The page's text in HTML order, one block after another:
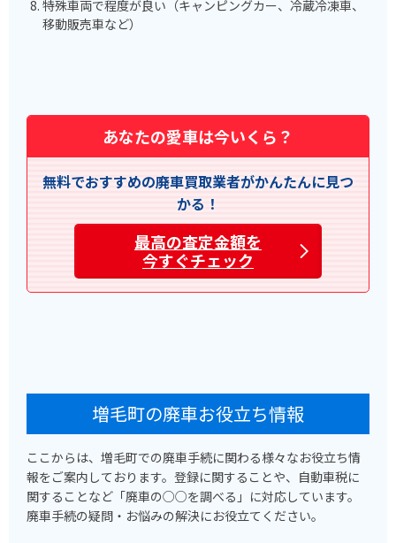
特殊車両で程度が良い（キャンピングカー、冷蔵冷凍車、
移動販売車など）
あなたの愛車は今いくら？
無料でおすすめの廃車買取業者がかんたんに見つ
かる！
最高の査定金額を
今すぐチェック
増毛町の廃車お役立ち情報
ここからは、増毛町での廃車手続に関わる様々なお役立ち情
報をご案内しております。登録に関することや、自動車税に
関することなど「廃車の○○を調べる」に対応しています。
廃車手続の疑問・お悩みの解決にお役立てください。